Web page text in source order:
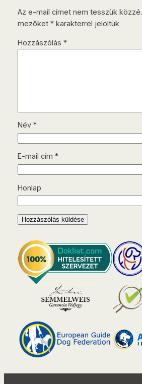
Az e-mail címet nem tesszük közzé.
mezőket *karakterrel jelöltük
Hozzászólás *
Név *
E-mail cím *
Honlap